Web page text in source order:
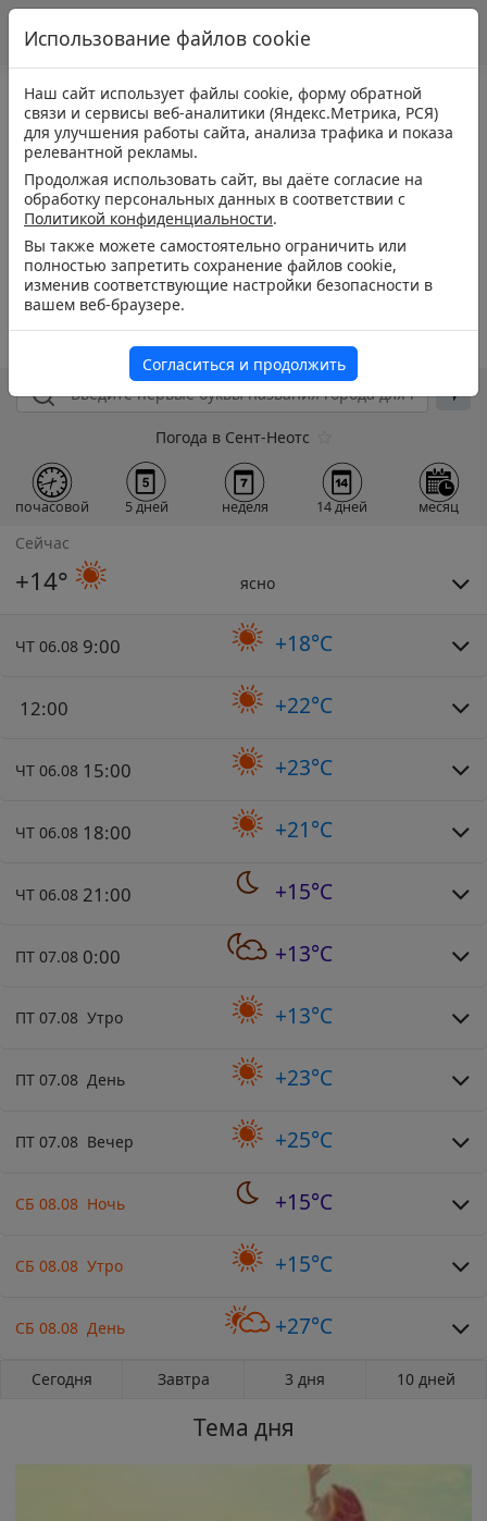
Погода в Сент-Неотс
почасовой 5 дней неделя 14 дней месяц
Сейчас
+14° ясно
ЧТ 06.08 9:00 +18°C
12:00 +22°C
ЧТ 06.08 15:00 +23°C
ЧТ 06.08 18:00 +21°C
ЧТ 06.08 21:00 +15°C
ПТ 07.08 0:00 +13°C
ПТ 07.08 Утро +13°C
ПТ 07.08 День +23°C
ПТ 07.08 Вечер +25°C
СБ 08.08 Ночь +15°C
СБ 08.08 Утро +15°C
СБ 08.08 День +27°C
Сегодня Завтра 3 дня 10 дней
Тема дня
Использование файлов cookie
Наш сайт использует файлы cookie, форму обратной
связи и сервисы веб-аналитики (Яндекс.Метрика, РСЯ)
для улучшения работы сайта, анализа трафика и показа
релевантной рекламы.
Продолжая использовать сайт, вы даёте согласие на
обработку персональных данных в соответствии с
Политикой конфиденциальности.
Вы также можете самостоятельно ограничить или
полностью запретить сохранение файлов cookie,
изменив соответствующие настройки безопасности в
вашем веб-браузере.
Согласиться и продолжить